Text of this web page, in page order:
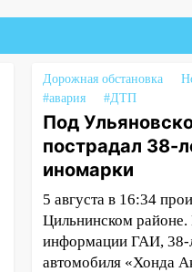
Дорожная обстановка
#авария
#ДТП
Под
пострадал 38-
иномарки
5 августа в 16:34
Цильнинском
информации ГАИ, 38-
автомобиля «Хонда